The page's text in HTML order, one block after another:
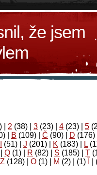
že jsem
2 (38) 3 (23) 4 (23) 5
B (109) Č (90) D (176)
(51) J (201) K (183) L
Q (1) R (82) S (185) T
Z (128) Ο (1) М (2)
(1)